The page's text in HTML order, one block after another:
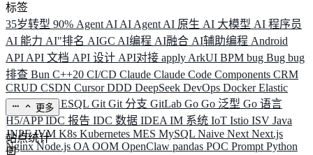
标签
35岁转型 90% Agent AI AI Agent AI 原生 AI 大模型 AI 程序员
AI 能力 AI"排名 AIGC AI编程 AI融合 AI辅助编程 Android
API API 文档 API 设计 API对接 apply ArkUI BPM bug Bug bug
排查 Bun C++20 CI/CD Claude Claude Code Components CRM
CRUD CSDN CursorDDD DeepSeek DevOps DockerElastic
ELK ElysiaESQL Git Git 分支 GitLab Go Go 泛型 Go 语言
H5/APPIDC 报告 IDC 数据 IDEA IM 系统 IoT Istio ISV Java
JNPFJVM K8s Kubernetes MES MySQL Naive Next Next.js
NginxNode.js OA OOM OpenClaw pandas POC Prompt Python
更多
站点统计